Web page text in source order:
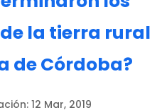
la tierra rural
de Córdoba?
12 Mar, 2019